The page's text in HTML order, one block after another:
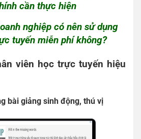
cần thực hiện
nghiệp có nên sử dụng
tuyến miễn phí không?
viên học trực tuyến hiệu
bài giảng sinh động, thú vị